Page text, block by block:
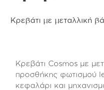
Κρεβάτι με μεταλλική
Κρεβάτι Cosmos με
προσθήκης φωτισμού
κεφαλάρι και